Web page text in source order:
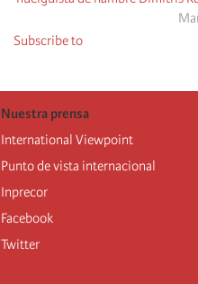
Subscribe to
Nuestra prensa
International Viewpoint
Punto de vista internacional
Inprecor
Facebook
Twitter